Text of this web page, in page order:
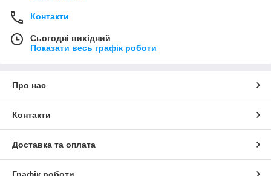
Контакти
Сьогодні вихідний
Показати весь графік роботи
Про нас
Контакти
Доставка та оплата